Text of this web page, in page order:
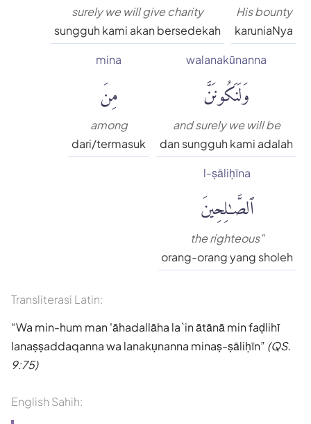
His bounty
karuniaNya
surely we will give charity
sungguh kami akan bersedekah
walanakūnanna
وَلَنَكُونَنَّ
and surely we will be
dan sungguh kami adalah
mina
مِنَ
among
dari/termasuk
l-ṣāliḥīna
ٱلصَّٰلِحِينَ
the righteous"
orang-orang yang sholeh
Transliterasi Latin:
Wa min-hum man 'āhadallāha la`in ātānā min faḍlihī
lanaṣṣaddaqanna wa lanakụnanna minaṣ-ṣāliḥīn (QS.
9:75)
English Sahih: